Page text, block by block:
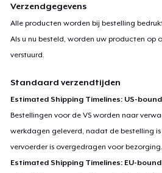
Verzendgegevens
Alle producten worden bij bestelling
Als u nu besteld, worden uw producten op
verstuurd.
Standaard verzendtijden
Estimated Shipping Timelines: US-
Bestellingen voor de VS worden naar
werkdagen geleverd, nadat de bestelling
vervoerder is overgedragen voor bezorging.
Estimated Shipping Timelines: EU-